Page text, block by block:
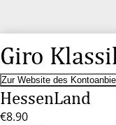
Giro
Zur Website des
HessenLand
€8.90